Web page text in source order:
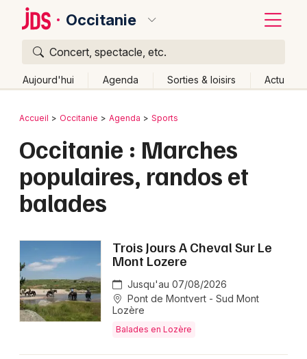
Occitanie
Concert, spectacle, etc.
Aujourd'hui Agenda Sorties & loisirs Actu
Publier un événement
Grands événements
Manifestations
Foires & salons
Bordeaux
Colmar
Lille
Marseille
Mulhouse
Montpellier
Retour
Accueil Occitanie Agenda Sports
Occitanie : Marches
populaires, randos et
balades
Trois Jours A Cheval Sur Le
Mont Lozere
Jusqu'au 07/08/2026
Pont de Montvert - Sud Mont
Lozère
Balades en Lozère
Quoi ?
Où ?
Quand ?
Aujourd'hui
Demain Ce week-end Autre